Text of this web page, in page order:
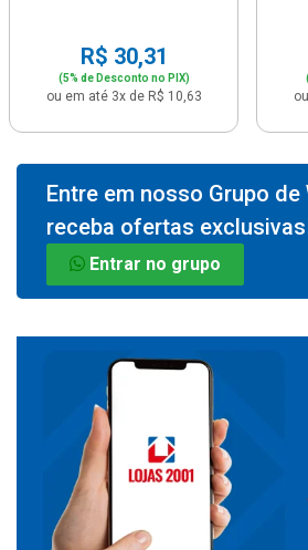
R$ 30,31
(5% de Desconto no PIX)
ou em até 3x de R$ 10,63
Entre em nosso Grupo de
receba ofertas
Entrar no grupo